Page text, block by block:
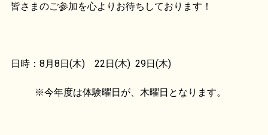
皆さまのご参加を心よりお待ちしております！
日時：8月8日(木) 22日(木) 29日(木)
※今年度は体験曜日が、木曜日となります。